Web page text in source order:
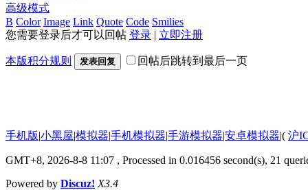
高级模式
B Color Image Link Quote Code Smilies
您需要登录后才可以回帖 登录 | 立即注册
本版积分规则 发表回复 回帖后跳转到最后一页
手机版|小黑屋|模拟器|手机模拟器|手游模拟器|安卓模拟器|( 沪
GMT+8, 2026-8-8 11:07 , Processed in 0.016456 second(s), 21
Powered by Discuz! X3.4